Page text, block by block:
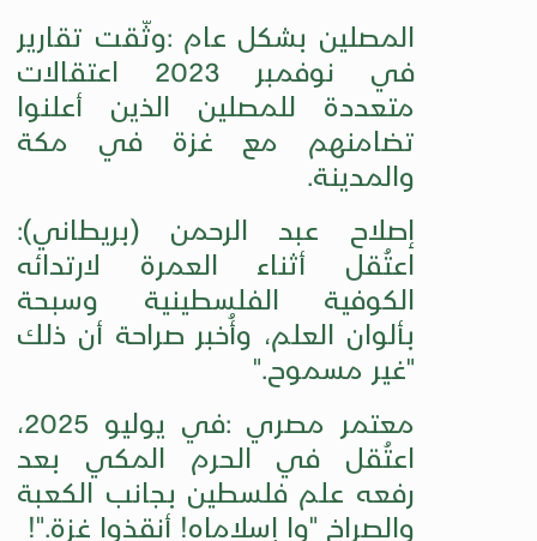
المصلين بشكل عام :وثّقت تقارير
في نوفمبر 2023 اعتقالات
متعددة للمصلين الذين أعلنوا
تضامنهم مع غزة في مكة
والمدينة.
إصلاح عبد الرحمن (بريطاني):
اعتُقل أثناء العمرة لارتدائه
الكوفية الفلسطينية وسبحة
بألوان العلم، وأُخبر صراحة أن ذلك
"غير مسموح".
معتمر مصري :
في يوليو 2025،
اعتُقل في الحرم المكي بعد
رفعه علم فلسطين بجانب الكعبة
والصراخ "وا إسلاماه! أنقذوا غزة!".